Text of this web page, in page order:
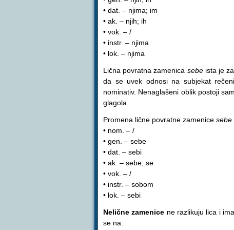
• dat. – njima; im
• ak. – njih; ih
• vok. – /
• instr. – njima
• lok. – njima
Lična povratna zamenica sebeista je
da se uvek odnosi na subjekat
nominativ. Nenaglašeni oblik postoji
glagola.
Promena lične povratne zamenice sebe
• nom. – /
• gen. – sebe
• dat. – sebi
• ak. – sebe; se
• vok. – /
• instr. – sobom
• lok. – sebi
Nelične zamenice ne razlikuju lica i
se na: